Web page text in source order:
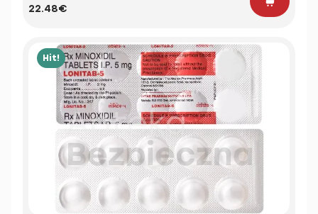
22.48€
Hit!